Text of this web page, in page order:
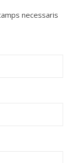
necessaris